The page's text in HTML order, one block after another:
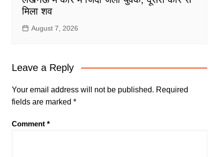
मिला शव
August 7, 2026
Leave a Reply
Your email address will not be published. Required
fields are marked *
Comment *